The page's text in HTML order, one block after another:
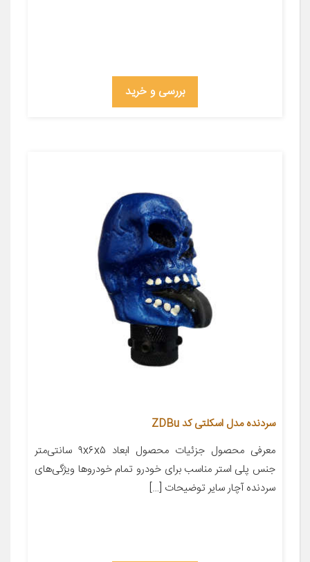
بررسی و خرید
سردنده مدل اسکلتی کد ZDBu
معرفی محصول جزئیات محصول ابعاد ۹x۶x۵ سانتی‌متر
جنس پلی استر مناسب برای خودرو تمام خودروها ویژگی‌های
سردنده آچار سایر توضیحات […]